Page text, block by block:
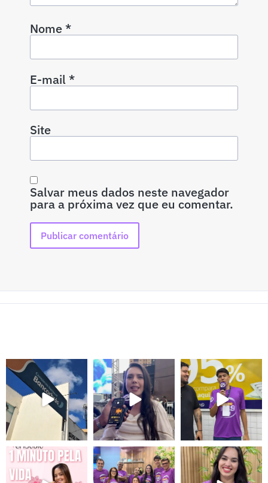
Nome*
E-mail*
Site
Salvar meus dados neste navegador
para a próxima vez que eu comentar.